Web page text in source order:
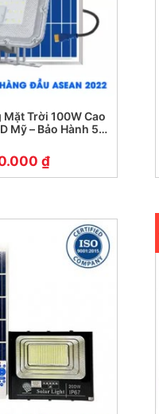
Trời 100W Cao
Mỹ – Bảo Hành 5
₫